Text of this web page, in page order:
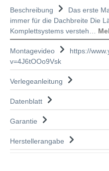
Beschreibung
Das erste
immer für die Dachbreite Die
Komplettsystems versteh…
Montagevideo
https://
v=4J6tOOo9Vsk
Verlegeanleitung
Datenblatt
Garantie
Herstellerangabe